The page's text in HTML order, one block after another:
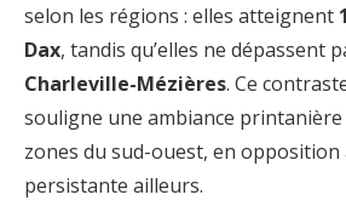
selon les régions : elles atteignent
Dax, tandis qu’elles ne dépassent
Charleville-Mézières. Ce
souligne une ambiance
zones du sud-ouest, en opposition
persistante ailleurs.